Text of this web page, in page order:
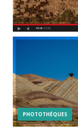
PHOTOTHÉQUES